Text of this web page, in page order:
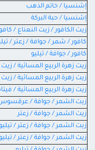
إشنسيا / خاتم الذهب
إشنسيا / حبة البركة
زيت الكافور / زيت النعناع /
كافور / شمر / جوافة / زعتر /
كافور / جوافة / تيليو
زيت زهرة الربيع المسائية /
زيت زهرة الربيع المسائية / زيت
زيت زهرة الربيع المسائية /
زيت الشمر / جوافة / عرقسوس
زيت الشمر / جوافة / زعتر
زيت الشمر / جوافة / زعتر / تيليو
زيت الشمر / جوافة / زعتر /